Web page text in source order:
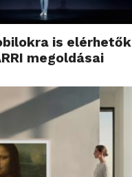
is elérhetők
megoldásai